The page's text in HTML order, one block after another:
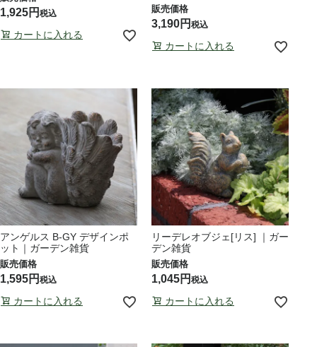
1,925 税込
カートに入れる
3,190 税込
カートに入れる
アンゲルス B-GY デザインポ
ット｜ガーデン雑貨
1,595 税込
カートに入れる
リーデレオブジェ[リス] ｜ガー
デン雑貨
1,045 税込
カートに入れる